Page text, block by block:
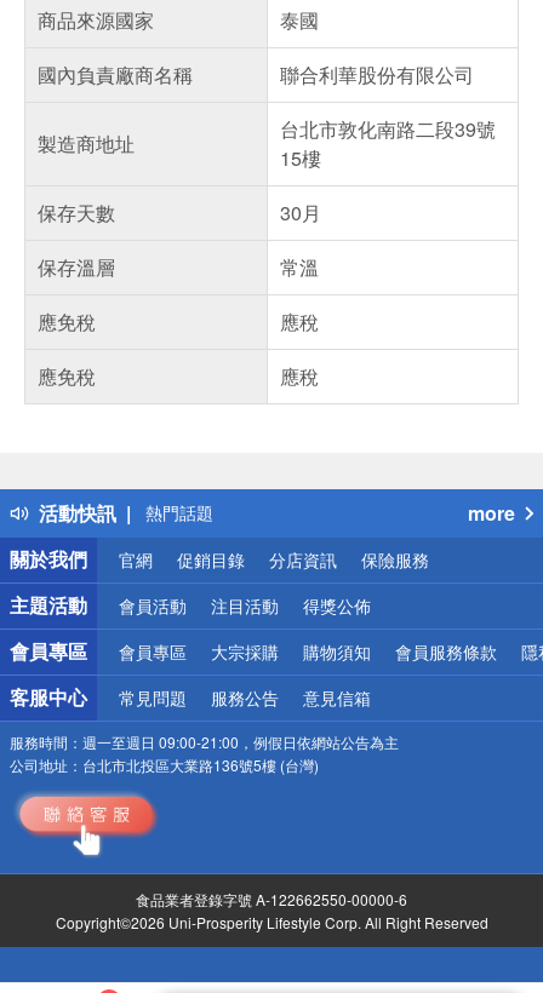
商品來源國家
泰國
國內負責廠商名稱
聯合利華股份有限公司
製造商地址
台北市敦化南路二段39號
15樓
保存天數
30月
保存溫層
常溫
應免稅
應稅
應免稅
應稅
活動快訊
得獎公告
熱門話題
銀行優惠
偏遠地區配送
詐騙網頁！請小心！
more
關於我們
官網 促銷目錄 分店資訊 保險服務
主題活動 會員活動 注目活動 得獎公佈
會員專區 會員專區 大宗採購 購物須知 會員服務條款 隱
客服中心 常見問題 服務公告 意見信箱
服務時間： 週一至週日 09:00-21:00，例假日依網站公告為主
公司地址： 台北市北投區大業路136號5樓 (台灣)
食品業者登錄字號 A-122662550-00000-6
Copyright©2026 Uni-Prosperity Lifestyle Corp. All Right Reserved